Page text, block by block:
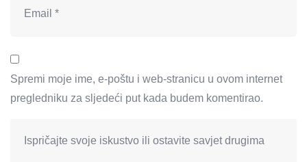
Spremi moje ime, e-poštu i web-stranicu u ovom internet
pregledniku za sljedeći put kada budem komentirao.